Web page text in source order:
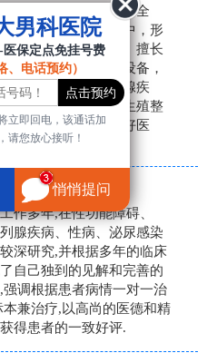
治疗和临床操作，技术全
疾病的诊断和诊疗中，形
具特色的诊疗方案。擅长
外先进的医学技术和设备，
类阳痿早泄、前列腺疾
碍、性病、HPV、生殖整
是患者非常信赖的好医
男科主任
作多年,在性功能障碍、
腺疾病、性病、泌尿感染
深研究,并根据多年的临床
自己独到的见解和完善的
调根据患者病情一对一治
兼治疗,以高尚的医德和精
得患者的一致好评.
男科医院
医保定点免挂号费
、电话预约）
立即回电，该通话加
请您放心接听！
悄悄提问